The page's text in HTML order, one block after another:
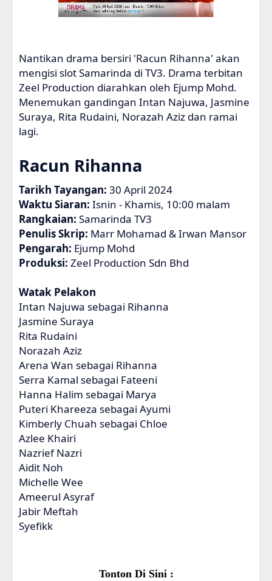
Nantikan drama bersiri 'Racun Rihanna' akan
mengisi slot Samarinda di TV3. Drama terbitan
Zeel Production diarahkan oleh Ejump Mohd.
Menemukan gandingan Intan Najuwa, Jasmine
Suraya, Rita Rudaini, Norazah Aziz dan ramai
lagi.
Racun Rihanna
Tarikh Tayangan: 30 April 2024
Waktu Siaran: Isnin - Khamis, 10:00 malam
Rangkaian: Samarinda TV3
Penulis Skrip: Marr Mohamad & Irwan Mansor
Pengarah: Ejump Mohd
Produksi: Zeel Production Sdn Bhd
Watak Pelakon
Intan Najuwa sebagai Rihanna
Jasmine Suraya
Rita Rudaini
Norazah Aziz
Arena Wan sebagai Rihanna
Serra Kamal sebagai Fateeni
Hanna Halim sebagai Marya
Puteri Khareeza sebagai Ayumi
Kimberly Chuah sebagai Chloe
Azlee Khairi
Nazrief Nazri
Aidit Noh
Michelle Wee
Ameerul Asyraf
Jabir Meftah
Syefikk
Tonton Di Sini :